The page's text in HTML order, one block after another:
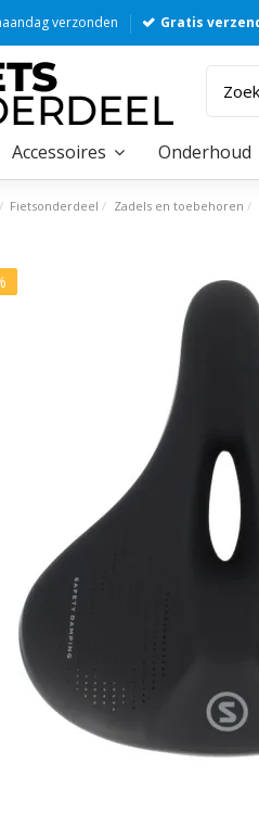
verzonden Gratis
Accessoires Onderhoud
Fietsonderdeel Zadels en toebehoren